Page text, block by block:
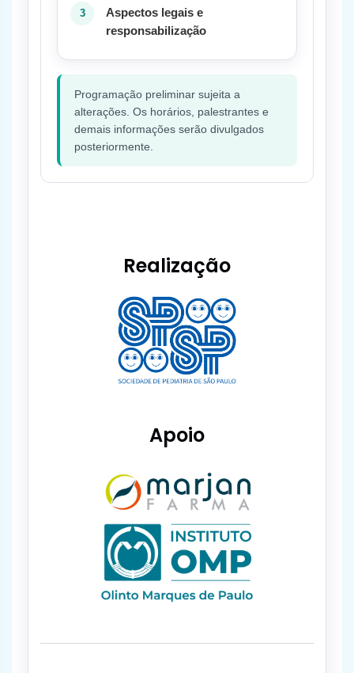
Aspectos legais e
responsabilização
Programação preliminar sujeita a
alterações. Os horários, palestrantes e
demais informações serão divulgados
posteriormente.
Realização
Apoio